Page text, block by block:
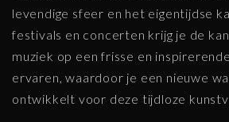
levendige sfeer en het eigentijdse
festivals en concerten krijg je de
muziek op een frisse en
ervaren, waardoor je een nieuwe
ontwikkelt voor deze tijdloze